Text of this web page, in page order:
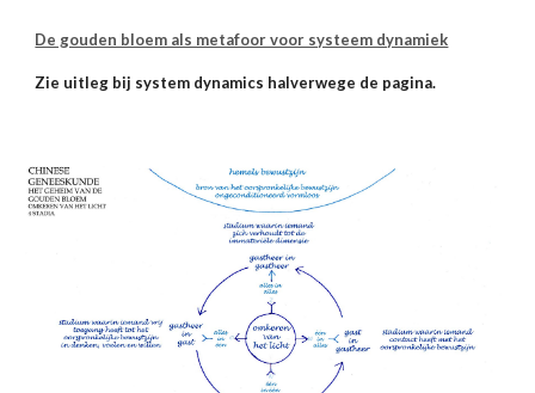
De gouden bloem als metafoor voor systeem dynamiek
Zie uitleg bij system dynamics halverwege de pagina.